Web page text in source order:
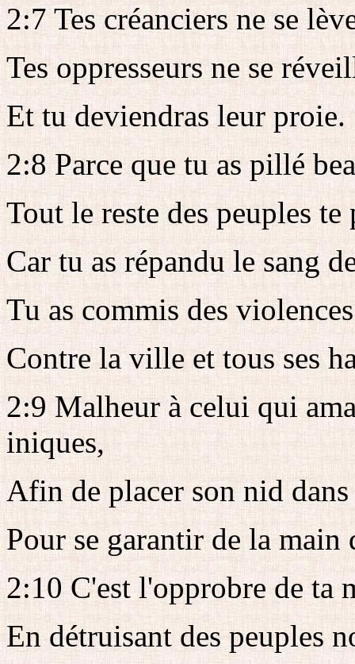
2:7 Tes créanciers ne se
Tes oppresseurs ne se
Et tu deviendras leur proie.
2:8 Parce que tu as pillé
Tout le reste des peuples
Car tu as répandu le sang
Tu as commis des
Contre la ville et tous ses
2:9 Malheur à celui qui
iniques,
Afin de placer son nid
Pour se garantir de la main
2:10 C'est l'opprobre de ta
En détruisant des peuples